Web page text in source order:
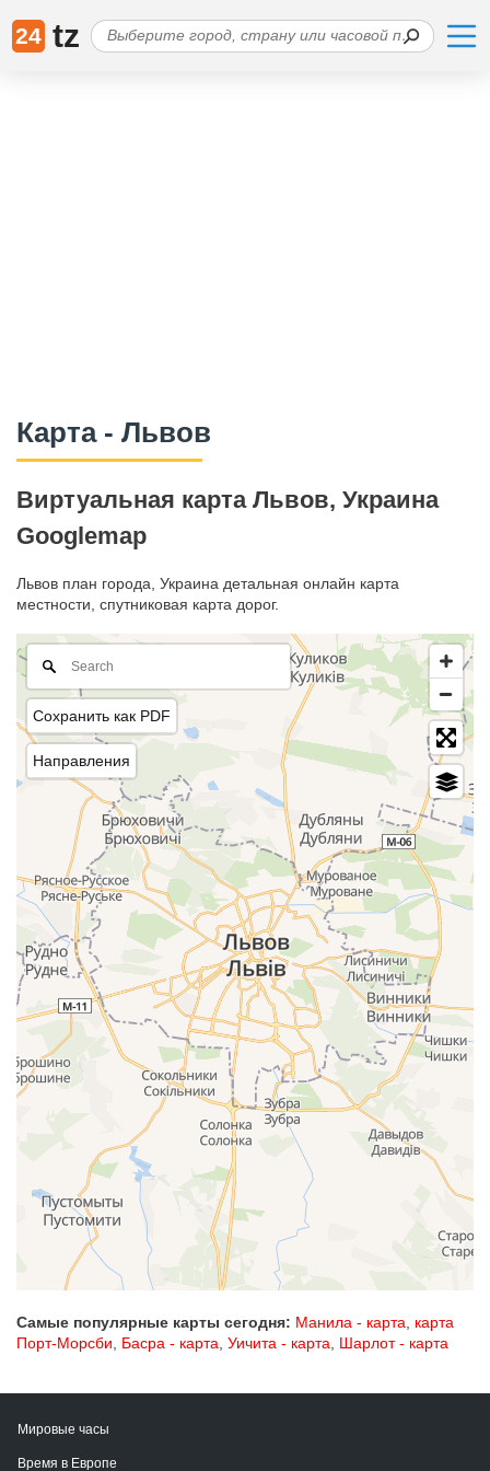
24 tz
Карта - Львов
Виртуальная карта Львов, Украина
Googlemap
Львов план города, Украина детальная онлайн карта
местности, спутниковая карта дорог.
Сохранить как PDF
Направления
Самые популярные карты сегодня: Манила - карта, карта
Порт-Морсби, Басра - карта, Уичита - карта, Шарлот - карта
Мировые часы
Время в Европе